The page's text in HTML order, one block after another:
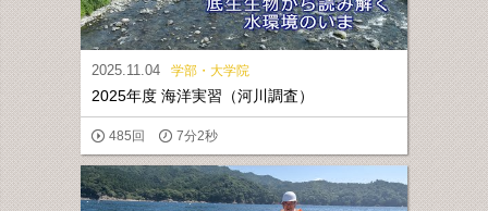
2025.11.04 学部・大学院
2025年度 海洋実習（河川調査）
485回 7分2秒